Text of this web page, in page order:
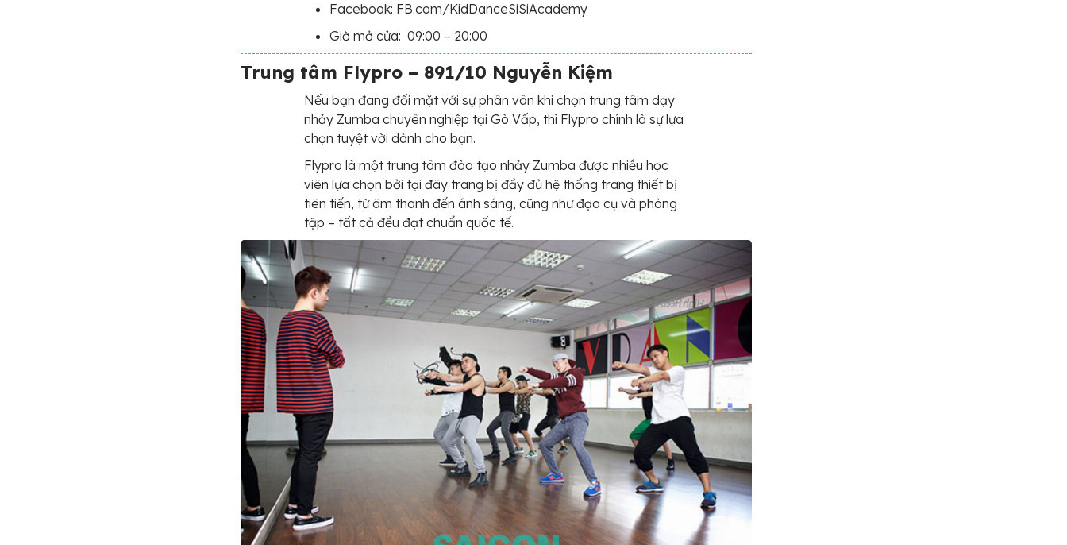
Facebook: FB.com/KidDanceSiSiAcademy
Giờ mở cửa: 09:00 – 20:00
Trung tâm Flypro – 891/10 Nguyễn Kiệm
Nếu bạn đang đối mặt với sự phân vân khi chọn trung tâm dạy
nhảy Zumba chuyên nghiệp tại Gò Vấp, thì Flypro chính là sự lựa
chọn tuyệt vời dành cho bạn.
Flypro là một trung tâm đào tạo nhảy Zumba được nhiều học
viên lựa chọn bởi tại đây trang bị đầy đủ hệ thống trang thiết bị
tiên tiến, từ âm thanh đến ánh sáng, cũng như đạo cụ và phòng
tập – tất cả đều đạt chuẩn quốc tế.